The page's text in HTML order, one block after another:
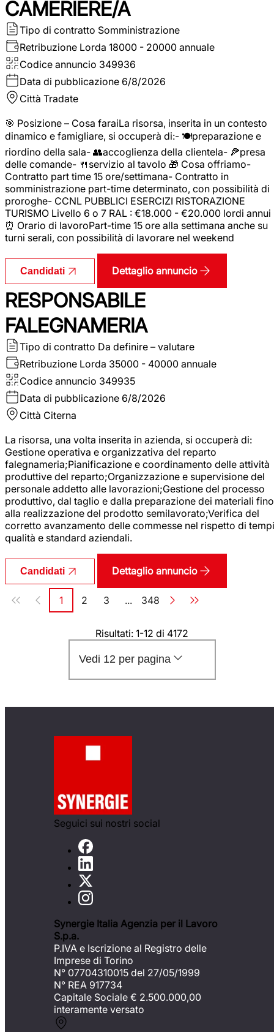
CAMERIERE/A
Tipo di contratto Somministrazione
Retribuzione Lorda 18000 - 20000 annuale
Codice annuncio 349936
Data di pubblicazione 6/8/2026
Città Tradate
🎯 Posizione – Cosa faraiLa risorsa, inserita in un contesto
dinamico e famigliare, si occuperà di:- 🍽️preparazione e
riordino della sala- 👥accoglienza della clientela- 🍕presa
delle comande- 🍴servizio al tavolo 🎁 Cosa offriamo-
Contratto part time 15 ore/settimana- Contratto in
somministrazione part-time determinato, con possibilità di
proroghe- CCNL PUBBLICI ESERCIZI RISTORAZIONE
TURISMO Livello 6 o 7 RAL : €18.000 - €20.000 lordi annui
⏰ Orario di lavoroPart-time 15 ore alla settimana anche su
turni serali, con possibilità di lavorare nel weekend
Candidati Dettaglio annuncio
RESPONSABILE
FALEGNAMERIA
Tipo di contratto Da definire – valutare
Retribuzione Lorda 35000 - 40000 annuale
Codice annuncio 349935
Data di pubblicazione 6/8/2026
Città Citerna
La risorsa, una volta inserita in azienda, si occuperà di:
Gestione operativa e organizzativa del reparto
falegnameria;Pianificazione e coordinamento delle attività
produttive del reparto;Organizzazione e supervisione del
personale addetto alle lavorazioni;Gestione del processo
produttivo, dal taglio e dalla preparazione dei materiali fino
alla realizzazione del prodotto semilavorato;Verifica del
corretto avanzamento delle commesse nel rispetto di
qualità e standard aziendali.
Candidati Dettaglio annuncio
Paginazione
Pagina
1 Pagina
2 Pagina
3 ... Pagina
348
Risultati: 1-12 di 4172
Vedi 12 per pagina
Seguici sui nostri social
Synergie Italia Agenzia per il Lavoro
S.p.a.
P.IVA e Iscrizione al Registro delle
Imprese di Torino
N° 07704310015 del 27/05/1999
N° REA 917734
Capitale Sociale € 2.500.000,00
interamente versato